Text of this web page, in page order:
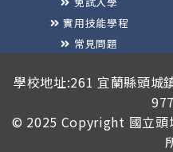
實用技能學程
常見問題
學校地址:261 宜蘭縣頭城
© 2025 Copyright 國立